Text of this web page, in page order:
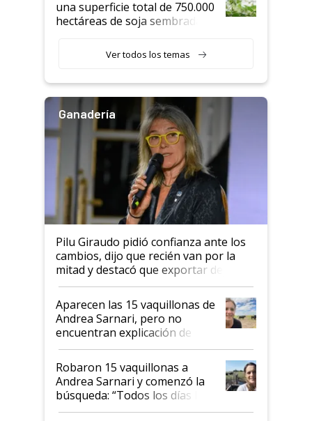
una superficie total de 750.000
hectáreas de soja sembradas
variedades que marcan un
salto tecnológico en genética y
Ver todos los temas
Ganadería
Pilu Giraudo pidió confianza ante los
cambios, dijo que recién van por la
mitad y destacó que exportar dejó de
ser "para unos pocos": "Tenemos un
mandato muy claro del gobierno
nacional"
Aparecen las 15 vaquillonas de
Andrea Sarnari, pero no
encuentran explicación de
cómo llegaron allí
Robaron 15 vaquillonas a
Andrea Sarnari y comenzó la
búsqueda: “Todos los días le
toca a algún productor”